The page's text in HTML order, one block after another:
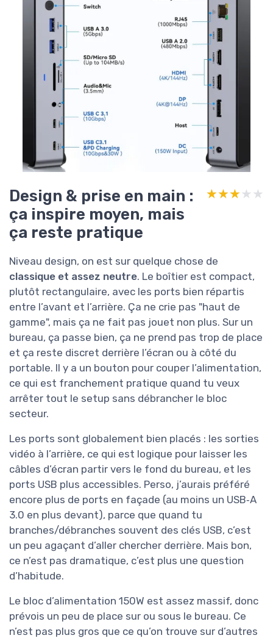
Design & prise en main :
ça inspire moyen, mais
ça reste pratique
★★★★★
★★★★★
Niveau design, on est sur quelque chose de
classique et assez neutre. Le boîtier est compact,
plutôt rectangulaire, avec les ports bien répartis
entre l’avant et l’arrière. Ça ne crie pas "haut de
gamme", mais ça ne fait pas jouet non plus. Sur un
bureau, ça passe bien, ça ne prend pas trop de place
et ça reste discret derrière l’écran ou à côté du
portable. Il y a un bouton pour couper l’alimentation,
ce qui est franchement pratique quand tu veux
arrêter tout le setup sans débrancher le bloc
secteur.
Les ports sont globalement bien placés : les sorties
vidéo à l’arrière, ce qui est logique pour laisser les
câbles d’écran partir vers le fond du bureau, et les
ports USB plus accessibles. Perso, j’aurais préféré
encore plus de ports en façade (au moins un USB‑A
3.0 en plus devant), parce que quand tu
branches/débranches souvent des clés USB, c’est
un peu agaçant d’aller chercher derrière. Mais bon,
ce n’est pas dramatique, c’est plus une question
d’habitude.
Le bloc d’alimentation 150W est assez massif, donc
prévois un peu de place sur ou sous le bureau. Ce
n’est pas plus gros que ce qu’on trouve sur d’autres